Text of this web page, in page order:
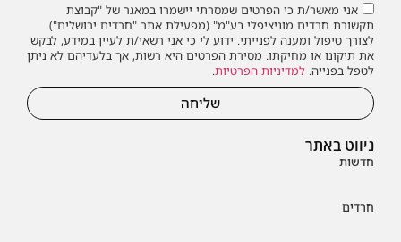
ניווט באתר
חדשות
חרדים
אני מאשר/ת כי הפרטים שמסרתי יישמרו במאגר של "קבוצת
תקשורת חרדים מוניציפלי בע"מ" (מפעילת אתר "חרדים ירושלים")
לצורך טיפול ומענה לפנייתי. ידוע לי כי אני רשאי/ת לעיין במידע, לבקש
את תיקונו או מחיקתו. מסירת הפרטים היא רשות, אך בלעדיהם לא ניתן
לטפל בפנייה. למדיניות הפרטיות.
שליחה